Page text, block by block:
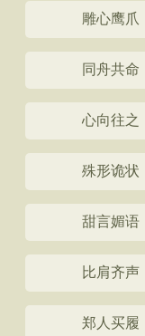
雕心鹰爪
同舟共命
心向往之
殊形诡状
甜言媚语
比肩齐声
郑人买履